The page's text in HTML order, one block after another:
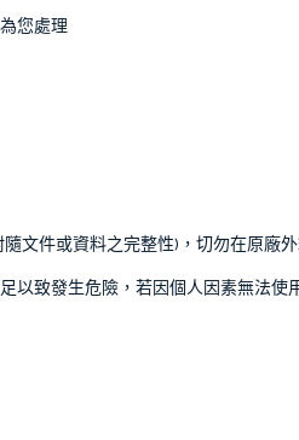
您處理
文件或資料之完整性)，切勿在原廠
致發生危險，若因個人因素無法